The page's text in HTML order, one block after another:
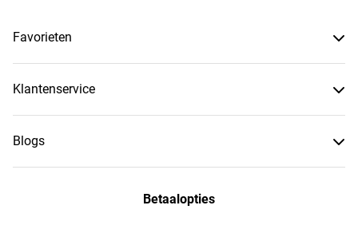
Favorieten
Klantenservice
Blogs
Betaalopties